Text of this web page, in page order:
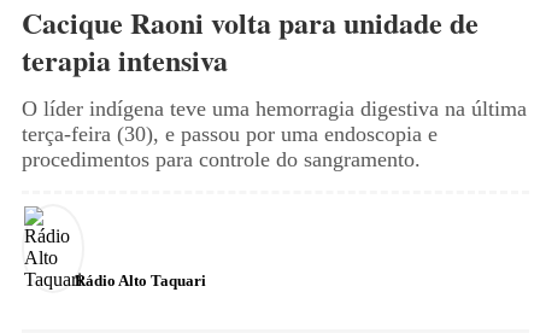
Cacique Raoni volta para unidade de
terapia intensiva
O líder indígena teve uma hemorragia digestiva na última
terça-feira (30), e passou por uma endoscopia e
procedimentos para controle do sangramento.
Rádio Alto Taquari